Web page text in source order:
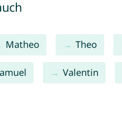
Matheo Theo
Valentin